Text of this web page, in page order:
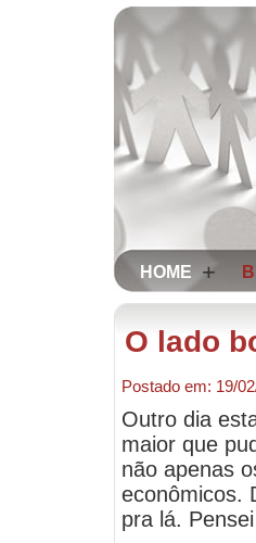
HOME +
O lado
Postado em: 19/
Outro dia
maior que
não apenas
econômicos.
pra lá.